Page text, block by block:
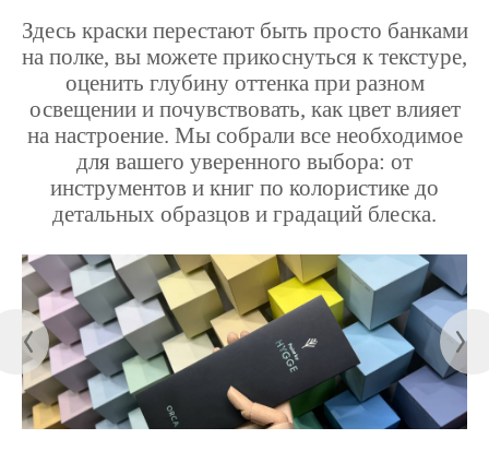
Здесь краски перестают быть просто банками
на полке, вы можете прикоснуться к текстуре,
оценить глубину оттенка при разном
освещении и почувствовать, как цвет влияет
на настроение. Мы собрали все необходимое
для вашего уверенного выбора: от
инструментов и книг по колористике до
детальных образцов и градаций блеска.